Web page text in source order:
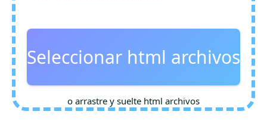
Seleccionar html archivos
o arrastre y suelte html archivos